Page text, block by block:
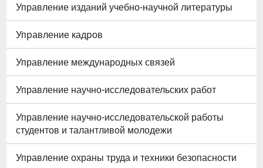
Управление изданий учебно-научной литературы
Упpавление кадpов
Управление международных связей
Управление научно-исследовательских работ
Управление научно-исследовательской работы
студентов и талантливой молодежи
Управление охраны труда и техники безопасности